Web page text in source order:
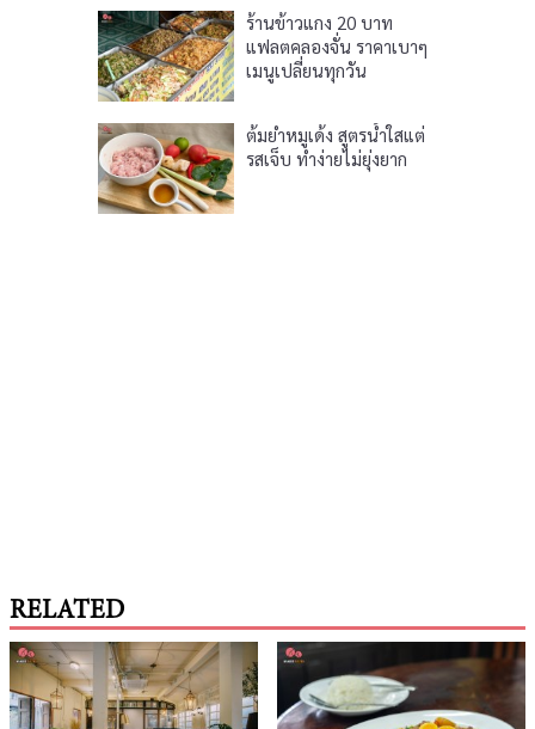
ร้านข้าวแกง 20 บาท
แฟลตคลองจั่น ราคาเบาๆ
เมนูเปลี่ยนทุกวัน
ต้มยำหมูเด้ง สูตรน้ำใสแต่
รสเจ็บ ทำง่ายไม่ยุ่งยาก
RELATED